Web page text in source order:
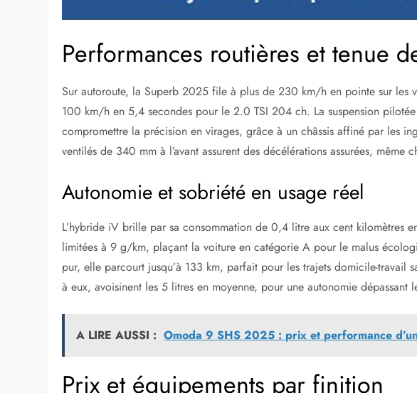
Performances routières et tenue
Sur autoroute, la Superb 2025 file à plus de 230 km/h en pointe sur les
100 km/h en 5,4 secondes pour le 2.0 TSI 204 ch. La suspension
compromettre la précision en virages, grâce à un châssis affiné par les
ventilés de 340 mm à l’avant assurent des décélérations assurées, même
Autonomie et sobriété en usage réel
L’hybride iV brille par sa consommation de 0,4 litre aux cent kilomètres
limitées à 9 g/km, plaçant la voiture en catégorie A pour le malus
pur, elle parcourt jusqu’à 133 km, parfait pour les trajets domicile-travail
à eux, avoisinent les 5 litres en moyenne, pour une autonomie
A LIRE AUSSI : Omoda 9 SHS 2025 : prix et performance
Prix et équipements par finition